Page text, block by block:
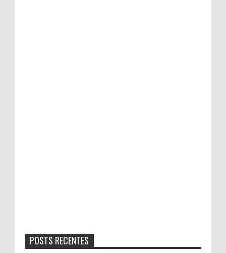
POSTS RECENTES